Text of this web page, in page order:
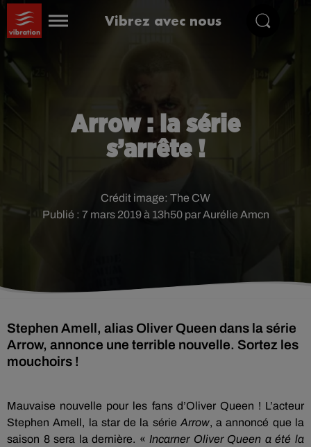
Vibrez avec nous
Arrow : la série
s’arrête !
Publié : 7 mars 2019 à 13h50 par Aurélie Amcn
Crédit image: The CW
Stephen Amell, alias Oliver Queen dans la série
Arrow, annonce une terrible nouvelle. Sortez les
mouchoirs !
Mauvaise nouvelle pour les fans d’Oliver Queen ! L’acteur
Stephen Amell, la star de la série Arrow, a annoncé que la
saison 8 sera la dernière. « Incarner Oliver Queen a été la